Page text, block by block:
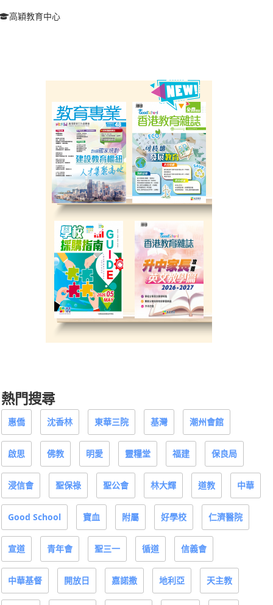
高穎教育中心
熱門搜尋
惠僑 沈香林 東華三院 基灣 潮州會館
啟思 佛教 明愛 靈糧堂 福建 保良局
浸信會 聖保祿 聖公會 林大輝 道教 中華
Good School 寶血 附屬 好學校 仁濟醫院
宣道 青年會 聖三一 循道 信義會
中華基督 開放日 嘉諾撒 地利亞 天主教